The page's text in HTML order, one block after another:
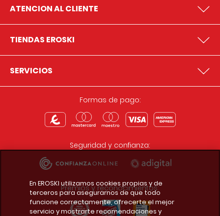
ATENCION AL CLIENTE
TIENDAS EROSKI
SERVICIOS
Formas de pago:
Seguridad y confianza:
Premios y reconocimientos:
En EROSKI utilizamos cookies propias y de
terceros para asegurarnos de que todo
funcione correctamente, ofrecerte el mejor
servicio y mostrarte recomendaciones y